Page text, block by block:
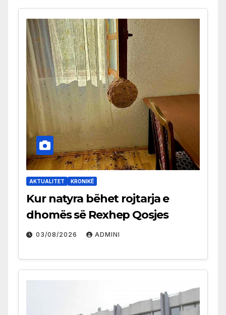
AKTUALITET KRONIKË
Kur natyra bëhet rojtarja e
dhomës së Rexhep Qosjes
03/08/2026 ADMINI